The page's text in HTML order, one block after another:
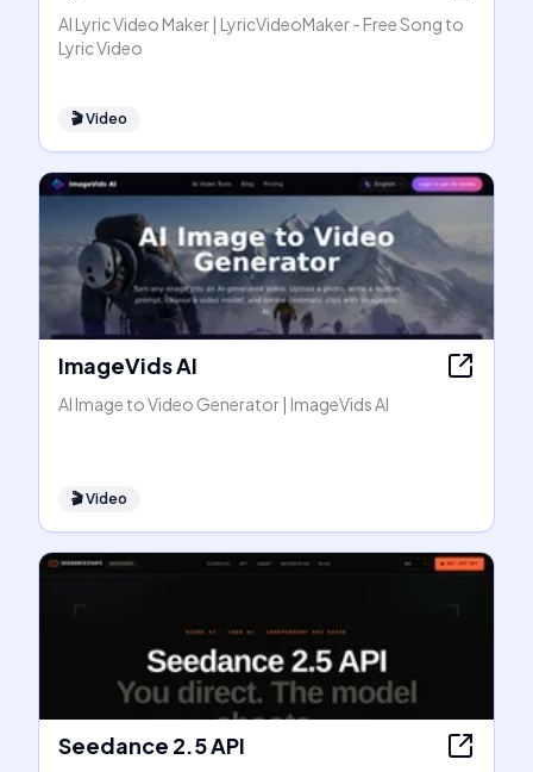
AI Lyric Video Maker | LyricVideoMaker - Free Song to
Lyric Video
🎬Video
ImageVids AI
AI Image to Video Generator | ImageVids AI
🎬Video
Seedance 2.5 API